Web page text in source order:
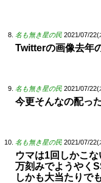
名も無き星の民 2021/07/22(
Twitterの画像去年
名も無き星の民 2021/07/22(
今更そんなの配っ
名も無き星の民 2021/07/22(
ウマは1回しかこ
万刻みでようやく
しかも大当たりで